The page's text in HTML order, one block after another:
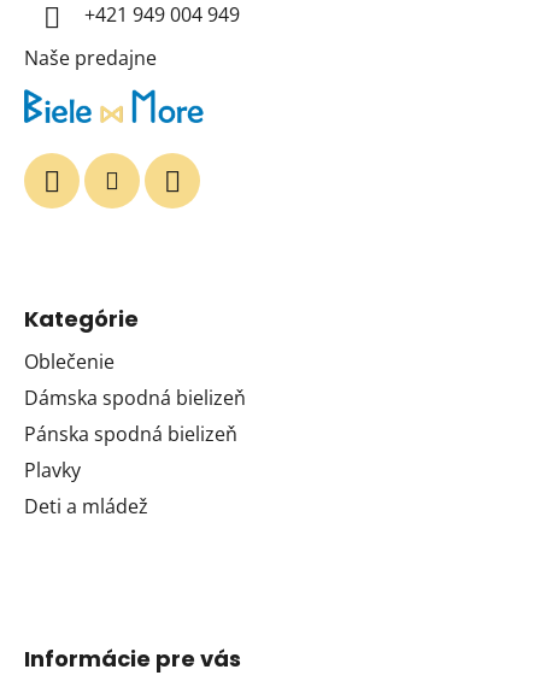
+421 949 004 949
Naše predajne
Kategórie
Oblečenie
Dámska spodná bielizeň
Pánska spodná bielizeň
Plavky
Deti a mládež
Informácie pre vás